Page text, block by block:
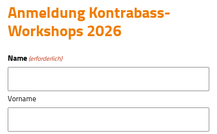
Anmeldung Kontrabass-
Workshops 2026
Name (erforderlich)
Vorname